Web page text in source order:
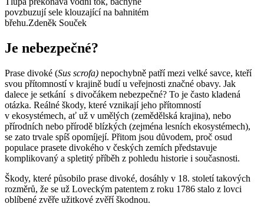
povzbuzují sele klouzající na bahnitém
břehu.Zdeněk Souček
Je nebezpečné?
Prase divoké (Sus scrofa) nepochybně patří mezi velké savce, kteří
svou přítomností v krajině budí u veřejnosti značné obavy. Jak
dalece je setkání s divočákem nebezpečné? To je často kladená
otázka. Reálné škody, které vznikají jeho přítomností
v ekosystémech, ať už v umělých (zemědělská krajina), nebo
přírodních nebo přírodě blízkých (zejména lesních ekosystémech),
se zato trvale spíš opomíjejí. Přitom jsou důvodem, proč osud
populace prasete divokého v českých zemích představuje
komplikovaný a spletitý příběh z pohledu historie i současnosti.
Škody, které působilo prase divoké, dosáhly v 18. století takových
rozměrů, že se už Loveckým patentem z roku 1786 stalo z lovci
oblíbené zvěře užitkové zvěří škodnou.